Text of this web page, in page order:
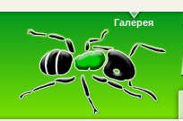
Галерея